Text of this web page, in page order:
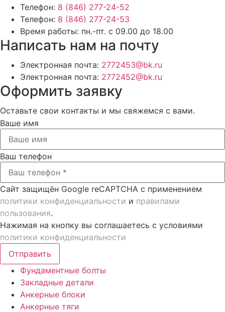
Телефон: 8 (846) 277-24-52
Телефон: 8 (846) 277-24-53
Время работы: пн.-пт. с 09.00 до 18.00
Написать нам на почту
Электронная почта: 2772453@bk.ru
Электронная почта: 2772452@bk.ru
Оформить заявку
Оставьте свои контакты и мы свяжемся с вами.
Ваше имя
Ваш телефон
Сайт защищён Google reCAPTCHA с применением
политики конфиденциальности и правилами
пользования.
Нажимая на кнопку вы соглашаетесь с условиями
политики конфиденциальности
Отправить
Фундаментные болты
Закладные детали
Анкерные блоки
Анкерные тяги